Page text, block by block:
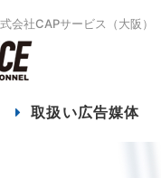
会社CAPサービス（大阪）
取扱い広告媒体